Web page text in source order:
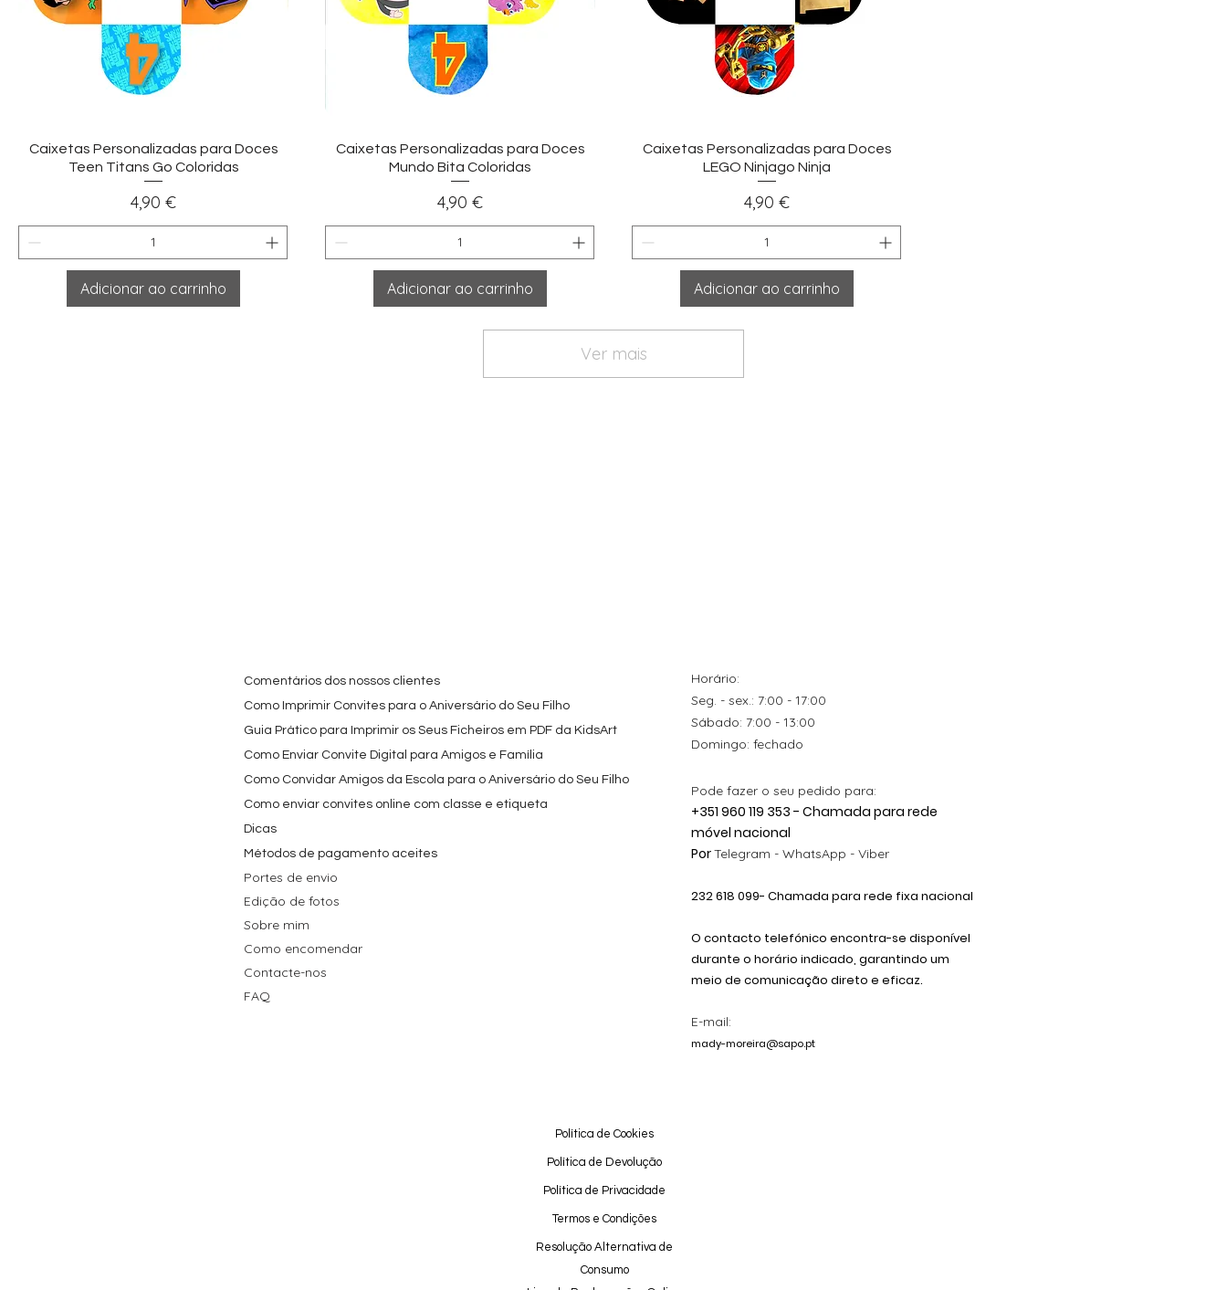
Visualização rápida
Caixetas Personalizadas para Doces
Teen Titans Go Coloridas
Preço
4,90 €
Adicionar ao carrinho
Visualização rápida
Caixetas Personalizadas para Doces
Mundo Bita Coloridas
Preço
4,90 €
Adicionar ao carrinho
Visualização rápida
Caixetas Personalizadas para Doces
LEGO Ninjago Ninja
Preço
4,90 €
Adicionar ao carrinho
Ver mais
Comentários dos nossos clientes
Como Imprimir Convites para o Aniversário do Seu Filho
Guia Prático para Imprimir os Seus Ficheiros em PDF da KidsArt
Como Enviar Convite Digital para Amigos e Família
Como Convidar Amigos da Escola para o Aniversário do Seu Filho
Como enviar convites online com classe e etiqueta
Dicas
Métodos de pagamento aceites
Portes de envio
Edição de fotos
Sobre mim
Como encomendar
Contacte-nos
FAQ
Horário:
Seg. - sex.: 7:00 - 17:00
​​Sábado: 7:00 - 13:00
​Domingo: fechado
Pode fazer o seu pedido para:
+351 960 119 353 - Chamada para rede
móvel nacional
PorTelegram - WhatsApp - Viber
232 618 099- Chamada para rede fixa nacional
O contacto telefónico encontra-se disponível
durante o horário indicado, garantindo um
meio de comunicação direto e eficaz.
E-mail:
mady-moreira@sapo.pt
Política de Cookies
Política de Devolução
Política de Privacidade
Termos e Condições
Resolução Alternativa de
Consumo